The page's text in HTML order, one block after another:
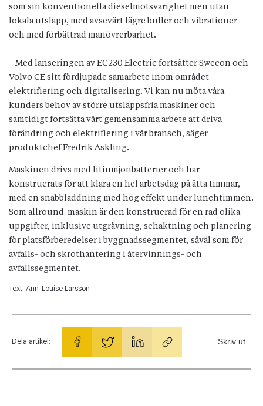
som sin konventionella dieselmotsvarighet men utan
lokala utsläpp, med avsevärt lägre buller och vibrationer
och med förbättrad manövrerbarhet.
– Med lanseringen av EC230 Electric fortsätter Swecon och
Volvo CE sitt fördjupade samarbete inom området
elektrifiering och digitalisering. Vi kan nu möta våra
kunders behov av större utsläppsfria maskiner och
samtidigt fortsätta vårt gemensamma arbete att driva
förändring och elektrifiering i vår bransch, säger
produktchef Fredrik Askling.
Maskinen drivs med litiumjonbatterier och har
konstruerats för att klara en hel arbetsdag på åtta timmar,
med en snabbladdning med hög effekt under lunchtimmen.
Som allround-maskin är den konstruerad för en rad olika
uppgifter, inklusive utgrävning, schaktning och planering
för platsförberedelser i byggnadssegmentet, såväl som för
avfalls- och skrothantering i återvinnings- och
avfallssegmentet.
Text: Ann-Louise Larsson
Dela artikel: Skriv ut